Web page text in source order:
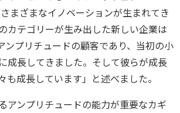
さまざまなイノベーションが生まれてき
カテゴリーが生み出した新しい企業は
ンプリチュードの顧客であり、当初の小
成長してきました。そして彼らが成長
も成長しています」と述べました。
アンプリチュードの能力が重要なカギ